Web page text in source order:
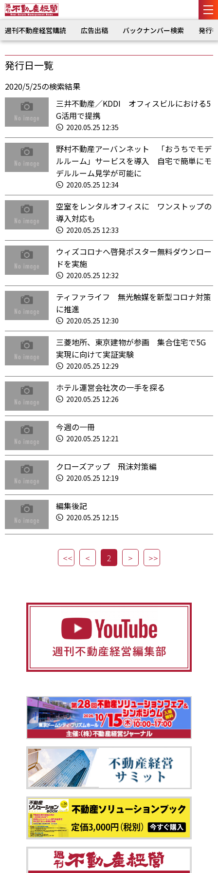
週刊不動産経営購読 広告出稿 バックナンバー検索 発行
発行日一覧
2020/5/25の検索結果
三井不動産／KDDI オフィスビルにおける5
G活用で提携
2020.05.25 12:35
野村不動産アーバンネット 「おうちでモデ
ルルーム」サービスを導入 自宅で簡単にモ
デルルーム見学が可能に
2020.05.25 12:34
空室をレンタルオフィスに ワンストップの
導入対応も
2020.05.25 12:33
ウィズコロナへ啓発ポスター無料ダウンロー
ドを実施
2020.05.25 12:32
ティファライフ 無光触媒を新型コロナ対策
に推進
2020.05.25 12:30
三菱地所、東京建物が参画 集合住宅で5G
実現に向けて実証実験
2020.05.25 12:29
ホテル運営会社次の一手を探る
2020.05.25 12:26
今週の一冊
2020.05.25 12:21
クローズアップ 飛沫対策編
2020.05.25 12:19
編集後記
2020.05.25 12:15
2